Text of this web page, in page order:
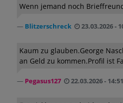
Wenn jemand noch
Blitzerschreck 23.03.2026 -
Kaum zu glauben.George
an Geld zu kommen.Profil ist
Pegasus127 22.03.2026 -